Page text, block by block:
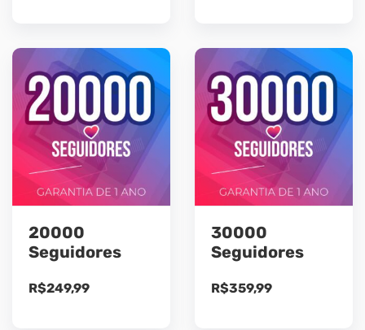
20000
Seguidores
R$249,99
30000
Seguidores
R$359,99